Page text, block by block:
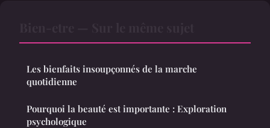
Les bienfaits insoupçonnés de la marche
quotidienne
Pourquoi la beauté est importante : Exploration
psychologique